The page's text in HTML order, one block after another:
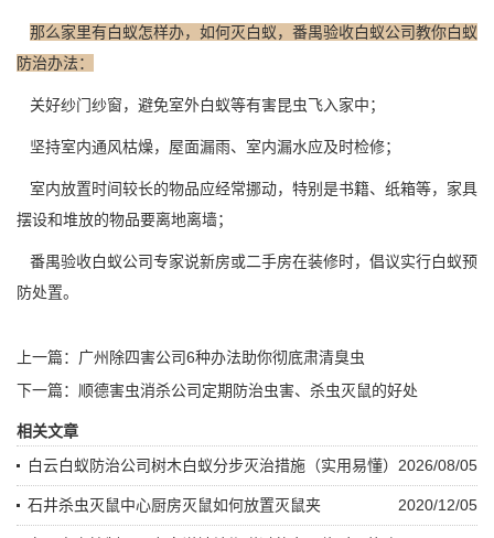
那么家里有白蚁怎样办，如何灭白蚁，番禺验收白蚁公司教你白蚁
防治办法：
关好纱门纱窗，避免室外白蚁等有害昆虫飞入家中；
坚持室内通风枯燥，屋面漏雨、室内漏水应及时检修；
室内放置时间较长的物品应经常挪动，特别是书籍、纸箱等，家具
摆设和堆放的物品要离地离墙；
番禺验收白蚁公司专家说新房或二手房在装修时，倡议实行白蚁预
防处置。
上一篇： 广州除四害公司6种办法助你彻底肃清臭虫
下一篇： 顺德害虫消杀公司定期防治虫害、杀虫灭鼠的好处
相关文章
2026/08/05
白云白蚁防治公司树木白蚁分步灭治措施（实用易懂）
2020/12/05
石井杀虫灭鼠中心厨房灭鼠如何放置灭鼠夹